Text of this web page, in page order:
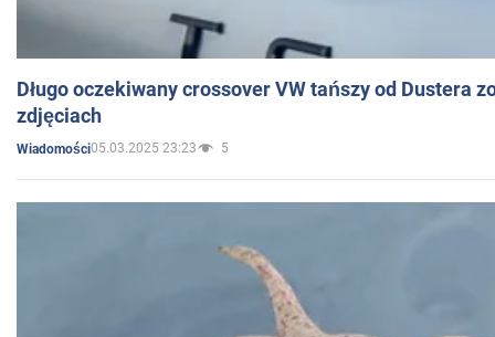
Długo oczekiwany crossover VW tańszy od Dustera
zdjęciach
Wiadomości05.03.2025 23:23 5